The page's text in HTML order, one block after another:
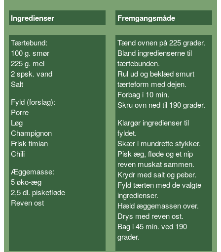
Ingredienser Fremgangsmåde
Tærtebund:
100 g. smør
225 g. mel
2 spsk. vand
Salt
Fyld (forslag):
Porre
Løg
Champignon
Frisk timian
Chili
Æggemasse:
5 øko-æg
2,5 dl. piskefløde
Reven ost
Tænd ovnen på 225 grader.
Bland ingredienserne til
tærtebunden.
Rul ud og beklæd smurt
tærteform med dejen.
Forbag i 10 min.
Skru ovn ned til 190 grader.
Klargør ingredienser til
fyldet.
Skær i mundrette stykker.
Pisk æg, fløde og et nip
reven muskat sammen.
Krydr med salt og peber.
Fyld tærten med de valgte
ingredienser.
Hæld æggemassen over.
Drys med reven ost.
Bag i 45 min. ved 190
grader.